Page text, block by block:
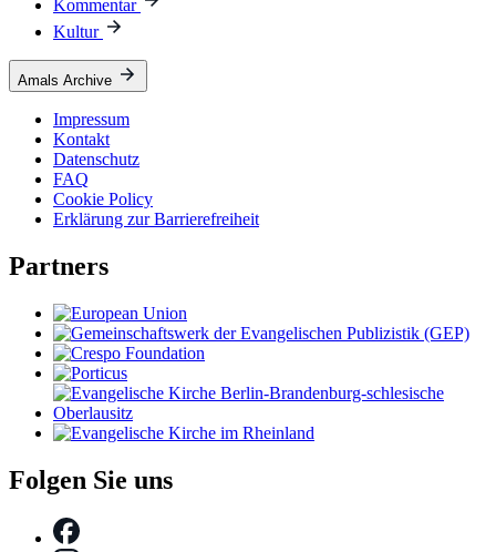
Kommentar
Kultur
Amals Archive
Impressum
Kontakt
Datenschutz
FAQ
Cookie Policy
Erklärung zur Barrierefreiheit
Partners
Folgen Sie uns